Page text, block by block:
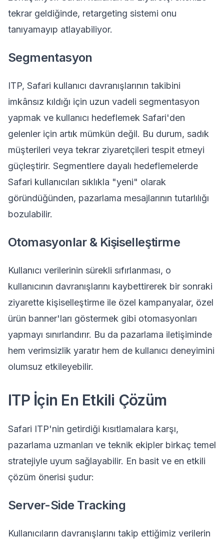
tekrar geldiğinde, retargeting sistemi onu
tanıyamayıp atlayabiliyor.
Segmentasyon
ITP, Safari kullanıcı davranışlarının takibini
imkânsız kıldığı için uzun vadeli segmentasyon
yapmak ve kullanıcı hedeflemek Safari'den
gelenler için artık mümkün değil. Bu durum, sadık
müşterileri veya tekrar ziyaretçileri tespit etmeyi
güçleştirir. Segmentlere dayalı hedeflemelerde
Safari kullanıcıları sıklıkla "yeni" olarak
göründüğünden, pazarlama mesajlarının tutarlılığı
bozulabilir.
Otomasyonlar & Kişiselleştirme
Kullanıcı verilerinin sürekli sıfırlanması, o
kullanıcının davranışlarını kaybettirerek bir sonraki
ziyarette kişiselleştirme ile özel kampanyalar, özel
ürün banner'ları göstermek gibi otomasyonları
yapmayı sınırlandırır. Bu da pazarlama iletişiminde
hem verimsizlik yaratır hem de kullanıcı deneyimini
olumsuz etkileyebilir.
ITP İçin En Etkili Çözüm
Safari ITP'nin getirdiği kısıtlamalara karşı,
pazarlama uzmanları ve teknik ekipler birkaç temel
stratejiyle uyum sağlayabilir. En basit ve en etkili
çözüm önerisi şudur:
Server-Side Tracking
Kullanıcıların davranışlarını takip ettiğimiz verilerin